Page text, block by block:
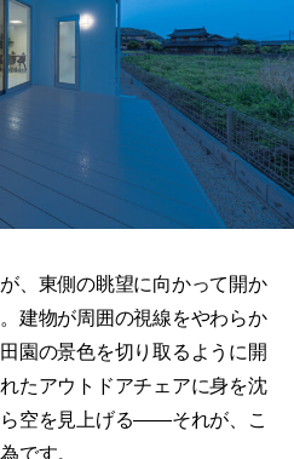
、東側の眺望に向かって開か
建物が周囲の視線をやわらか
園の景色を切り取るように開
たアウトドアチェアに身を沈
空を見上げる——それが、こ